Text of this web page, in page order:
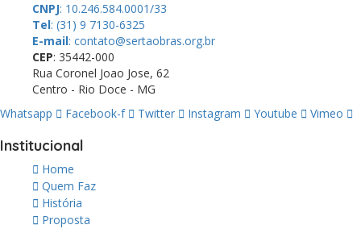
CNPJ: 10.246.584.0001/33
Tel: (31) 9 7130-6325
E-mail: contato@sertaobras.org.br
CEP: 35442-000
Rua Coronel Joao Jose, 62
Centro - Rio Doce - MG
Whatsapp
Facebook-f Twitter Instagram Youtube Vimeo
Institucional
Home
Quem Faz
História
Proposta